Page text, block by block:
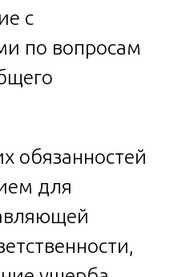
с
по вопросам
обязанностей
для